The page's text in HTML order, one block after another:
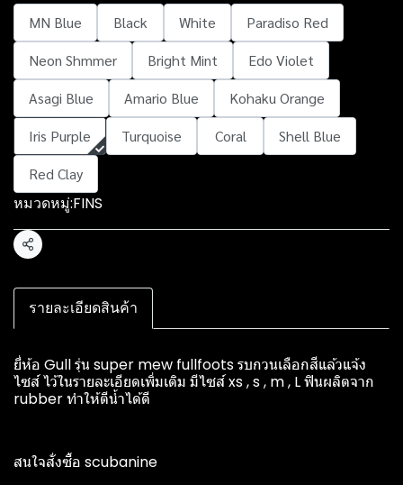
MN Blue Black White
Paradiso Red
Neon Shmmer
Bright Mint
Edo Violet
Asagi Blue
Amario Blue
Kohaku Orange
Iris Purple
Turquoise Coral
Shell Blue
Red Clay
หมวดหมู่:FINS
แชร์
รายละเอียดสินค้า
ยี่ห้อ Gull รุ่น super mew fullfoots รบกวนเลือกสีแล้วแจ้ง
ไซส์ ไว้ในรายละเอียดเพิ่มเติม มีไซส์ xs , s , m , L ฟินผลิตจาก
rubber ทำให้ตีน้ำได้ดี
สนใจสั่งซื้อ scubanine